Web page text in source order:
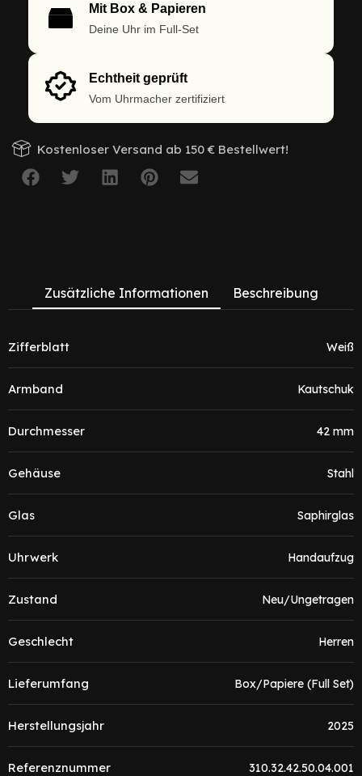
Mit Box & Papieren
Deine Uhr im Full-Set
Echtheit geprüft
Vom Uhrmacher zertifiziert
Kostenloser Versand ab 150 € Bestellwert!
Zusätzliche Informationen Beschreibung
Zifferblatt Weiß
Armband Kautschuk
Durchmesser 42 mm
Gehäuse Stahl
Glas Saphirglas
Uhrwerk Handaufzug
Zustand Neu/Ungetragen
Geschlecht Herren
Lieferumfang Box/Papiere (Full Set)
Herstellungsjahr 2025
Referenznummer 310.32.42.50.04.001